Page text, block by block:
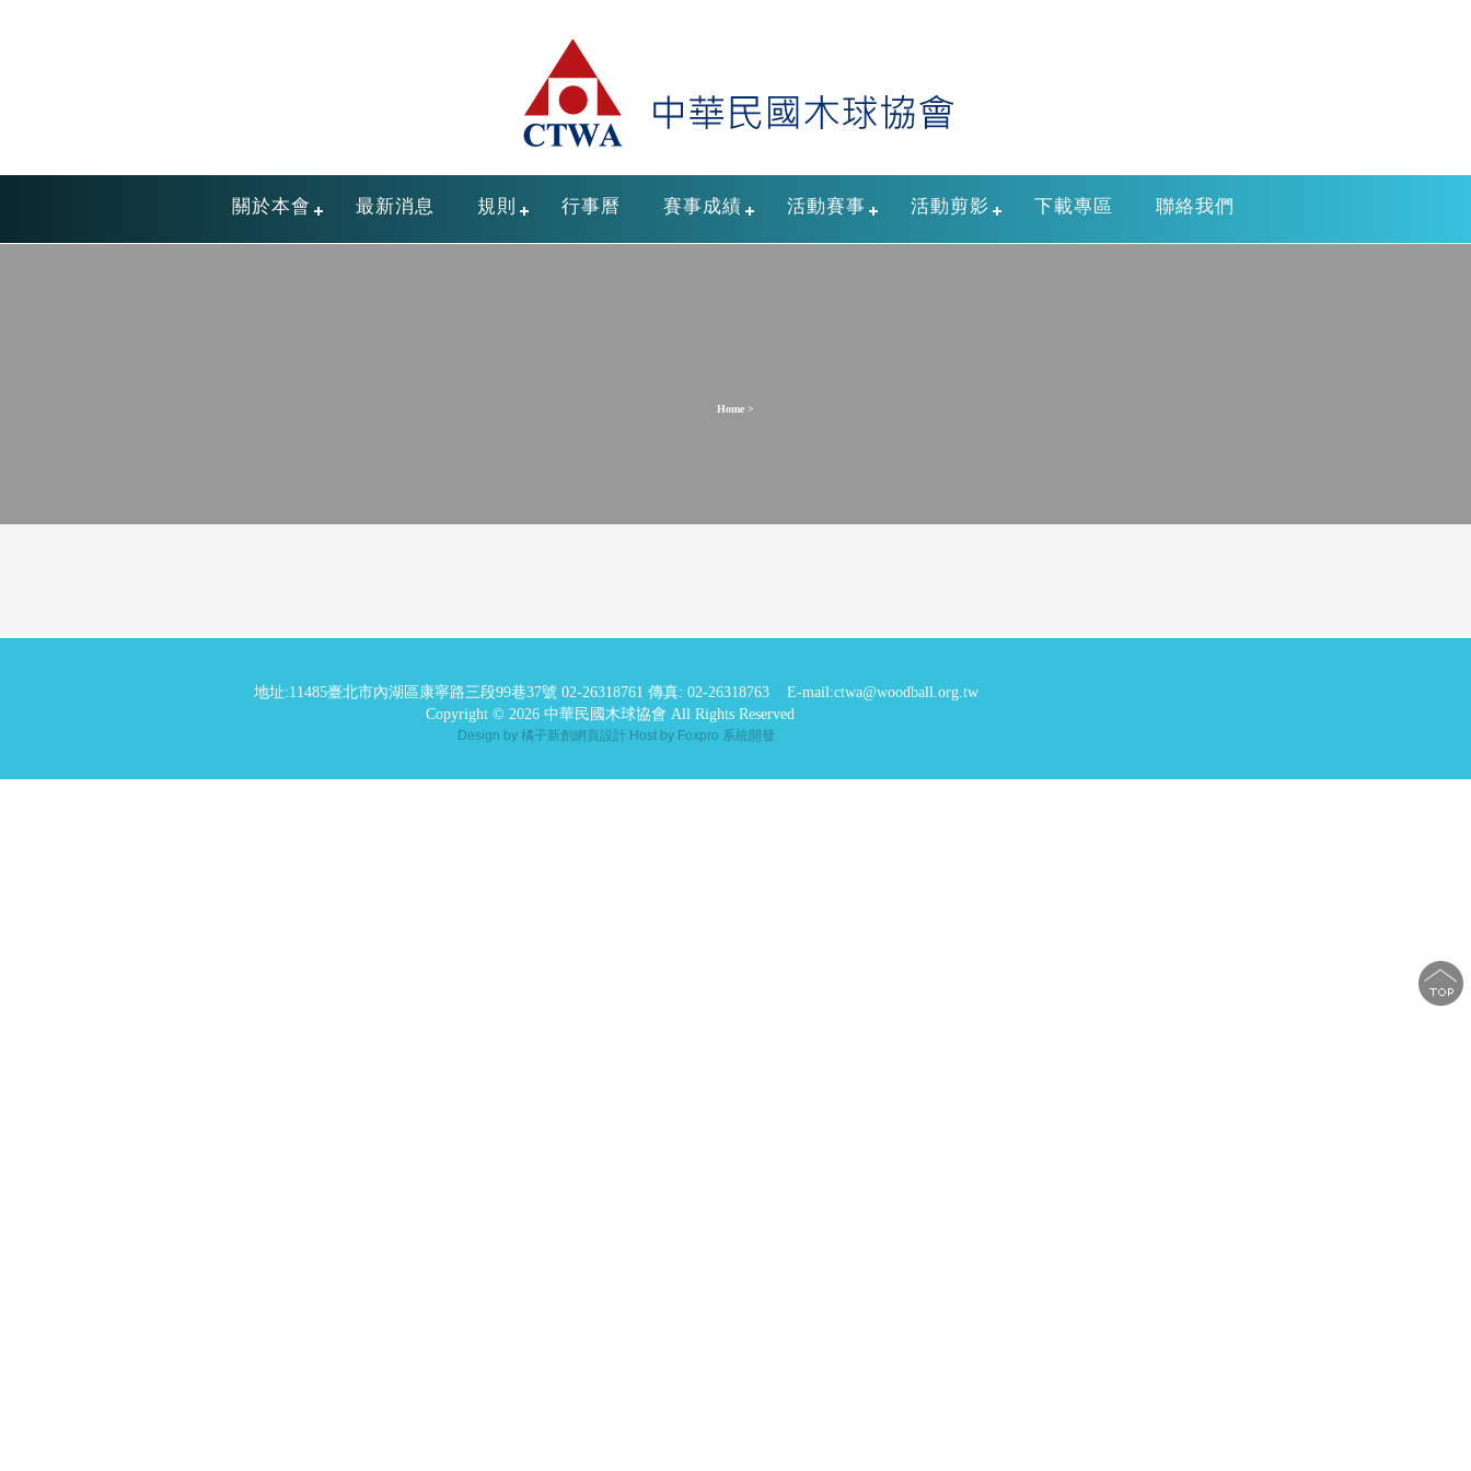
關於本會 最新消息 規則 行事曆 賽事成績 活動賽事 活動剪影 下載專區 聯絡我們
Home >
地址:11485臺北市內湖區康寧路三段99巷37號02-26318761 傳真: 02-26318763E-mail:ctwa@woodball.org.tw
Copyright © 2026 中華民國木球協會 All Rights Reserved
Design by 橘子新創網頁設計 Host by Foxpro 系統開發